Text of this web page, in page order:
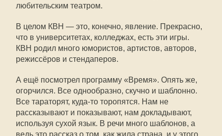
любительским театром.
В целом КВН — это, конечно, явление. Прекрасно,
что в университетах, колледжах, есть эти игры.
КВН родил много юмористов, артистов, авторов,
режиссёров и стендаперов.
А ещё посмотрел программу «Время». Опять же,
огорчился. Все однообразно, скучно и шаблонно.
Все тараторят, куда-то торопятся. Нам не
рассказывают и показывают, нам докладывают,
используя сухой язык. В речи много шаблонов, а
ведь это рассказ о том, как жила страна, и у этого